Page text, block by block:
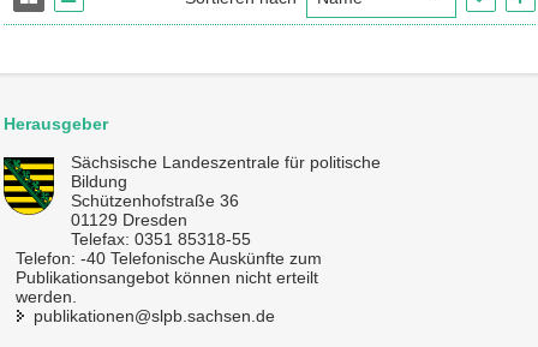
Herausgeber
Sächsische Landeszentrale für politische
Bildung
Schützenhofstraße 36
01129 Dresden
Telefax: 0351 85318-55
Telefon: -40 Telefonische Auskünfte zum
Publikationsangebot können nicht erteilt
werden.
publikationen@slpb.sachsen.de